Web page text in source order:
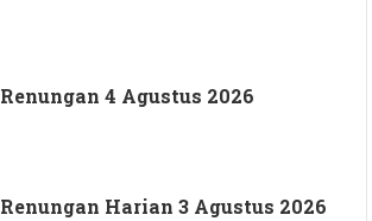
Renungan 4 Agustus 2026
Renungan Harian 3 Agustus 2026